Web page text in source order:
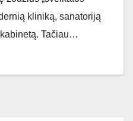
kliniką, sanatoriją
Tačiau…